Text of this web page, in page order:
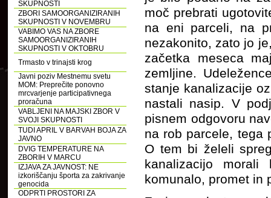
SKUPNOSTI
ZBORI SAMOORGANIZIRANIH
SKUPNOSTI V NOVEMBRU
VABIMO VAS NA ZBORE
SAMOORGANIZIRANIH
SKUPNOSTI V OKTOBRU
Trmasto v trinajsti krog
Javni poziv Mestnemu svetu
MOM: Preprečite ponovno
mrcvarjenje participativnega
proračuna
VABLJENI NA MAJSKI ZBOR V
SVOJI SKUPNOSTI
TUDI APRIL V BARVAH BOJA ZA
JAVNO
DVIG TEMPERATURE NA
ZBORIH V MARCU
IZJAVA ZA JAVNOST: NE
izkoriščanju športa za zakrivanje
genocida
ODPRTI PROSTORI ZA
moč prebrati
na eni parceli, na
nezakonito, zato jo
začetka meseca
zemljine.
stanje kanalizacije
nastali nasip. V
pisnem odgovoru
na rob parcele, tega
O tem bi želeli
kanalizacijo
komunalo, promet in